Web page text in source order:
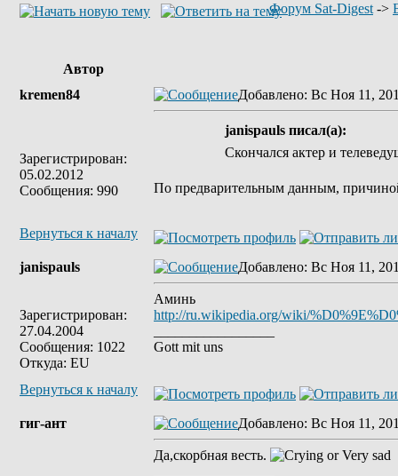
Форум Sat-Digest ->
Автор
kremen84
Зарегистрирован:
05.02.2012
Сообщения: 990
Добавлено: Вс Ноя 11,
janispauls писал(а):
Скончался актер и
По предварительным данным, причиной
Вернуться к началу
janispauls
Зарегистрирован:
27.04.2004
Сообщения: 1022
Откуда: EU
Добавлено: Вс Ноя 11,
Аминь
http://ru.wikipedia.org/wiki/
Gott mit uns
Вернуться к началу
гиг-ант Добавлено: Вс Ноя 11,
Да,скорбная весть.